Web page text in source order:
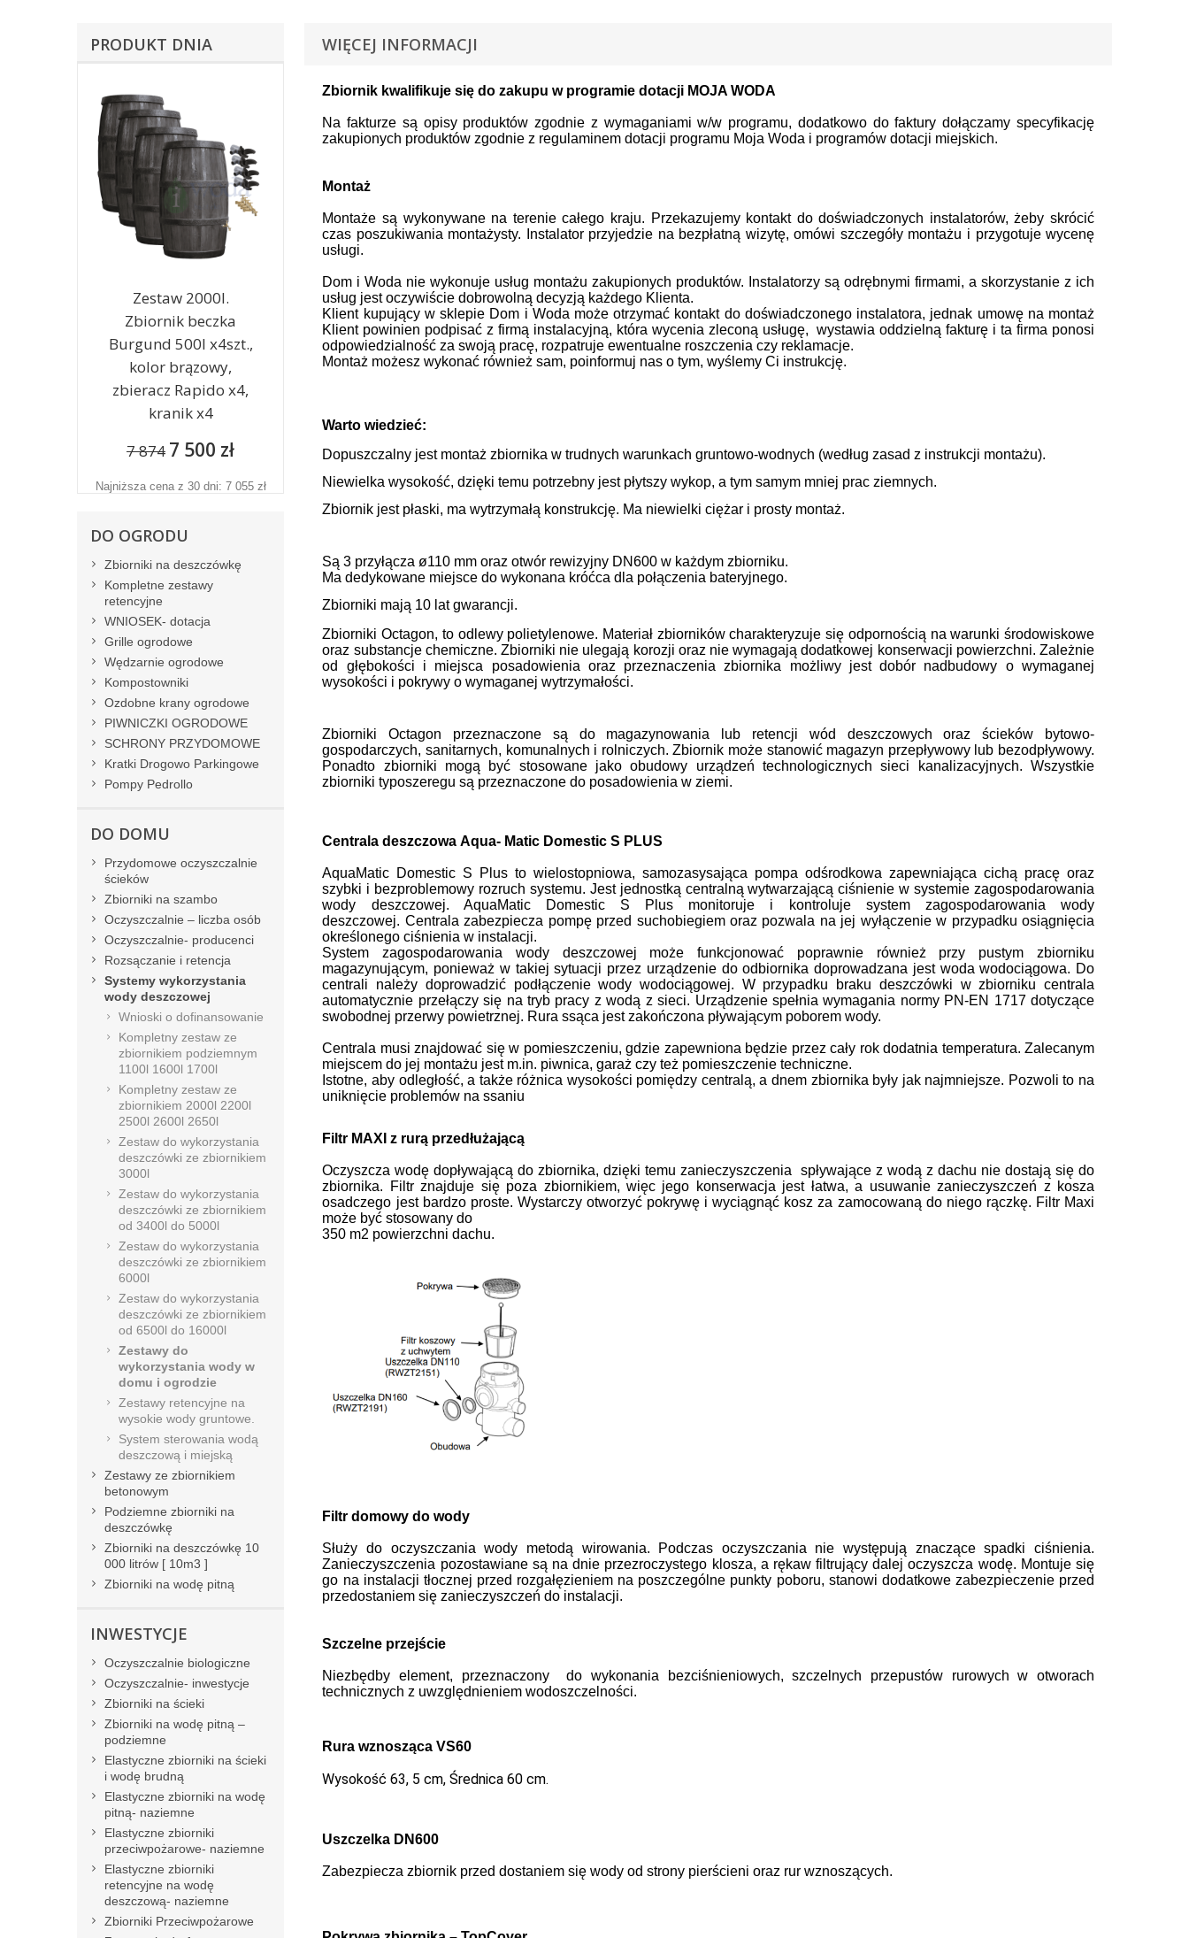
WIĘCEJ INFORMACJI
Zbiornik kwalifikuje się do zakupu w programie dotacji MOJA WODA
Na fakturze są opisy produktów zgodnie z wymaganiami w/w programu, dodatkowo do faktury dołączamy specyfikację
zakupionych produktów zgodnie z regulaminem dotacji programu Moja Woda i programów dotacji miejskich.
Montaż
Montaże są wykonywane na terenie całego kraju. Przekazujemy kontakt do doświadczonych instalatorów, żeby skrócić
czas poszukiwania montażysty.
Instalator przyjedzie na bezpłatną wizytę, omówi szczegóły montażu i przygotuje wycenę
usługi.
Dom i Woda nie wykonuje usług montażu zakupionych produktów. Instalatorzy są odrębnymi firmami, a skorzystanie z ich
usług jest oczywiście dobrowolną decyzją każdego Klienta.
Klient kupujący w sklepie Dom i Woda może otrzymać kontakt do doświadczonego instalatora, jednak umowę na montaż
Klient powinien podpisać z firmą instalacyjną, która wycenia zleconą usługę, wystawia oddzielną fakturę i ta firma ponosi
odpowiedzialność za swoją pracę, rozpatruje ewentualne roszczenia czy reklamacje.
Montaż możesz wykonać również sam, poinformuj nas o tym, wyślemy Ci instrukcję.
Warto wiedzieć:
Dopuszczalny jest montaż zbiornika w trudnych warunkach gruntowo-wodnych (według zasad z instrukcji montażu).
Niewielka wysokość, dzięki temu potrzebny jest płytszy wykop, a tym samym mniej prac ziemnych.
Zbiornik jest płaski, ma wytrzymałą konstrukcję. Ma niewielki ciężar i prosty montaż.
Są 3 przyłącza ø110 mm oraz otwór rewizyjny DN600 w każdym zbiorniku.
Ma dedykowane miejsce do wykonana króćca dla połączenia bateryjnego.
Zbiorniki mają 10 lat gwarancji.
Zbiorniki Octagon, to odlewy polietylenowe. Materiał zbiorników charakteryzuje się odpornością na warunki środowiskowe
oraz substancje chemiczne. Zbiorniki nie ulegają korozji oraz nie wymagają dodatkowej konserwacji powierzchni. Zależnie
od głębokości i miejsca posadowienia oraz przeznaczenia zbiornika możliwy jest dobór nadbudowy o wymaganej
wysokości i pokrywy o wymaganej wytrzymałości.
Zbiorniki Octagon przeznaczone są do magazynowania lub retencji wód deszczowych oraz ścieków bytowo-
gospodarczych, sanitarnych, komunalnych i rolniczych. Zbiornik może stanowić magazyn przepływowy lub bezodpływowy.
Ponadto zbiorniki mogą być stosowane jako obudowy urządzeń technologicznych sieci kanalizacyjnych. Wszystkie
zbiornikityposzeregu są przeznaczone do posadowienia w ziemi.
Centrala deszczowa Aqua- Matic Domestic S PLUS
AquaMatic Domestic S Plustowielostopniowa, samozasysająca pompa odśrodkowazapewniająca cichą pracę oraz
szybki i bezproblemowy rozruch systemu. Jest jednostką centralną wytwarzającą ciśnienie w systemie zagospodarowania
wody deszczowej. AquaMatic Domestic S Plus monitoruje i kontroluje system zagospodarowania wody
deszczowej. Centrala zabezpiecza pompę przed suchobiegiem oraz pozwala na jej wyłączenie w przypadku osiągnięcia
określonego ciśnienia w instalacji.
System zagospodarowania wody deszczowej może funkcjonować poprawnie również przy pustym zbiorniku
magazynującym, ponieważ w takiej sytuacji przez urządzenie do odbiornika doprowadzana jest woda wodociągowa. Do
centrali należy doprowadzić podłączenie wody wodociągowej. W przypadku braku deszczówki w zbiorniku centrala
automatycznie przełączy się na tryb pracy z wodą z sieci. Urządzenie spełnia wymagania normy PN-EN 1717 dotyczące
swobodnej przerwy powietrznej. Rura ssąca jest zakończona pływającym poborem wody.
Centrala musi znajdować się w pomieszczeniu, gdzie zapewniona będzie przez cały rok dodatnia temperatura. Zalecanym
miejscem do jej montażu jest m.in. piwnica, garaż czy też pomieszczenie techniczne.
Istotne, aby odległość, a także różnica wysokości pomiędzy centralą, a dnem zbiornika były jak najmniejsze. Pozwoli to na
uniknięcie problemów na ssaniu
Filtr MAXI z rurą przedłużającą
Oczyszcza wodę dopływającą do zbiornika, dzięki temuzanieczyszczenia spływające z wodą z dachu nie dostają się do
zbiornika. Filtr znajduje się poza zbiornikiem, więc jego konserwacja jest łatwa, a usuwanie zanieczyszczeń z kosza
osadczego jest bardzo proste. Wystarczy otworzyć pokrywę i wyciągnąć kosz za zamocowaną do niego rączkę. Filtr Maxi
może być stosowany do
350 m2 powierzchni dachu.
Filtr domowy do wody
Służy do oczyszczania wody metodą wirowania. Podczas oczyszczania nie występują znaczące spadki ciśnienia.
Zanieczyszczenia pozostawiane są na dnie przezroczystego klosza, a rękaw filtrujący dalej oczyszcza wodę. Montuje się
go na instalacji tłocznej przed rozgałęzieniem na poszczególne punkty poboru, stanowi dodatkowe zabezpieczenie przed
przedostaniem się zanieczyszczeń do instalacji.
Szczelne przejście
Niezbędby element, przeznaczony do wykonania bezciśnieniowych, szczel nych przepustów rurowych w otworach
technicznychz uwzględnieniem wodoszczelności.
Rura wznosząca VS60
Wysokość 63, 5 cm, Średnica 60 cm.
Uszczelka DN600
Zabezpiecza zbiornik przed dostaniem się wody od strony pierścieni oraz rur wznoszących.
PRODUKT DNIA
Zestaw 2000l.
Zbiornik beczka
Burgund 500l x4szt.,
kolor brązowy,
zbieracz Rapido x4,
kranik x4
7 874 7 500 zł
Najniższa cena z 30 dni: 7 055 zł
DO OGRODU
Zbiorniki na deszczówkę
Kompletne zestawy
retencyjne
WNIOSEK- dotacja
Grille ogrodowe
Wędzarnie ogrodowe
Kompostowniki
Ozdobne krany ogrodowe
PIWNICZKI OGRODOWE
SCHRONY PRZYDOMOWE
Kratki Drogowo Parkingowe
Pompy Pedrollo
DO DOMU
Przydomowe oczyszczalnie
ścieków
Zbiorniki na szambo
Oczyszczalnie – liczba osób
Oczyszczalnie- producenci
Rozsączanie i retencja
Systemy wykorzystania
wody deszczowej
Wnioski o dofinansowanie
Kompletny zestaw ze
zbiornikiem podziemnym
1100l 1600l 1700l
Kompletny zestaw ze
zbiornikiem 2000l 2200l
2500l 2600l 2650l
Zestaw do wykorzystania
deszczówki ze zbiornikiem
3000l
Zestaw do wykorzystania
deszczówki ze zbiornikiem
od 3400l do 5000l
Zestaw do wykorzystania
deszczówki ze zbiornikiem
6000l
Zestaw do wykorzystania
deszczówki ze zbiornikiem
od 6500l do 16000l
Zestawy do
wykorzystania wody w
domu i ogrodzie
Zestawy retencyjne na
wysokie wody gruntowe.
System sterowania wodą
deszczową i miejską
Zestawy ze zbiornikiem
betonowym
Podziemne zbiorniki na
deszczówkę
Zbiorniki na deszczówkę 10
000 litrów [ 10m3 ]
Zbiorniki na wodę pitną
INWESTYCJE
Oczyszczalnie biologiczne
Oczyszczalnie- inwestycje
Zbiorniki na ścieki
Zbiorniki na wodę pitną –
podziemne
Elastyczne zbiorniki na ścieki
i wodę brudną
Elastyczne zbiorniki na wodę
pitną- naziemne
Elastyczne zbiorniki
przeciwpożarowe- naziemne
Elastyczne zbiorniki
retencyjne na wodę
deszczową- naziemne
Zbiorniki Przeciwpożarowe